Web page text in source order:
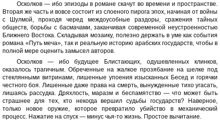
Осколков — ибо эпизоды в романе скачут во времени и пространстве.
Вторая же часть и вовсе состоит из слоеного пирога эпох, начиная от войны
с Шулмой, проходя черед междоусобные раздоры, сражения тайных
обществ, борьбы с басмачами, заканчивая современной неустроенностью
Ближнего Востока. Складывая мозаику, полезно держать в уме как события
романа «Путь меча», так и реальную историю арабских государств, чтобы в
полной мере оценить замысел авторов.
Осколков — ибо будущее Блистающих, одушевленных клинков,
оказалось трагичным. Обреченные на жалкое прозябание на шелке под
стеклянными витринами, лишенные упоения изысканных Бесед и горячки
честного боя. Лишенные даже права на смерть, вынужденные тихо угасать,
лишаясь рассудка. Дряхлость, маразм и беспамятство — что может быть
страшнее для тех, кто некогда вершил судьбы государств? Наверное,
только новое оружие, которое превратило убийство в механический
процесс. Нажатие на спуск — минус чья-то жизнь. Простое вычитание.